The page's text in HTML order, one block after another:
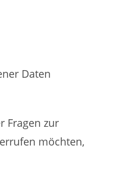
Daten
Fragen zur
möchten,